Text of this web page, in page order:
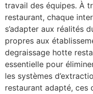
travail des équipes. À
restaurant, chaque
s’adapter aux réalités
propres aux
degraissage hotte
essentielle pour
les systèmes
restaurant adapté, ces